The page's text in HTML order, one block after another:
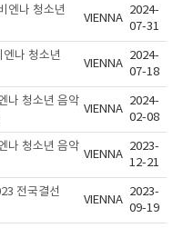
엔나 청소년
VIENNA
2024-
07-31
나 청소년
VIENNA
2024-
07-18
나 청소년 음악
VIENNA
2024-
02-08
나 청소년 음악
VIENNA
2023-
12-21
전국결선
VIENNA
2023-
09-19